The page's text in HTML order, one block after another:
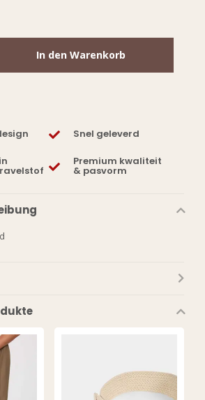
In den Warenkorb
Snel geleverd
Premium kwaliteit
& pasvorm